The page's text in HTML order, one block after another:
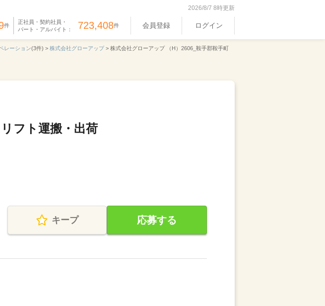
2026/8/7 8時更新
件
正社員・契約社員・
パート・アルバイト： 723,408件 会員登録 ログイン
レーション(3件) > 株式会社グローアップ> 株式会社グローアップ （H）2606_鞍手郡鞍手町
フト運搬・出荷
キープ 応募する